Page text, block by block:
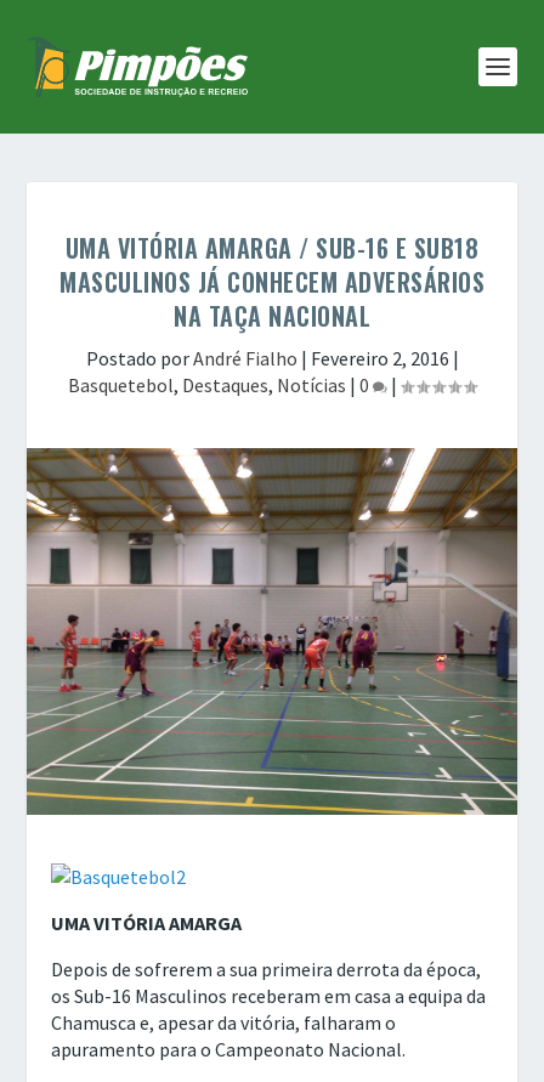
UMA VITÓRIA AMARGA / SUB-16 E SUB18
MASCULINOS JÁ CONHECEM ADVERSÁRIOS
NA TAÇA NACIONAL
Postado porAndré Fialho | Fevereiro 2, 2016 |
Basquetebol, Destaques, Notícias | 0 |
UMA VITÓRIA AMARGA
Depois de sofrerem a sua primeira derrota da época,
os Sub-16 Masculinos receberam em casa a equipa da
Chamusca e, apesar da vitória, falharam o
apuramento para o Campeonato Nacional.